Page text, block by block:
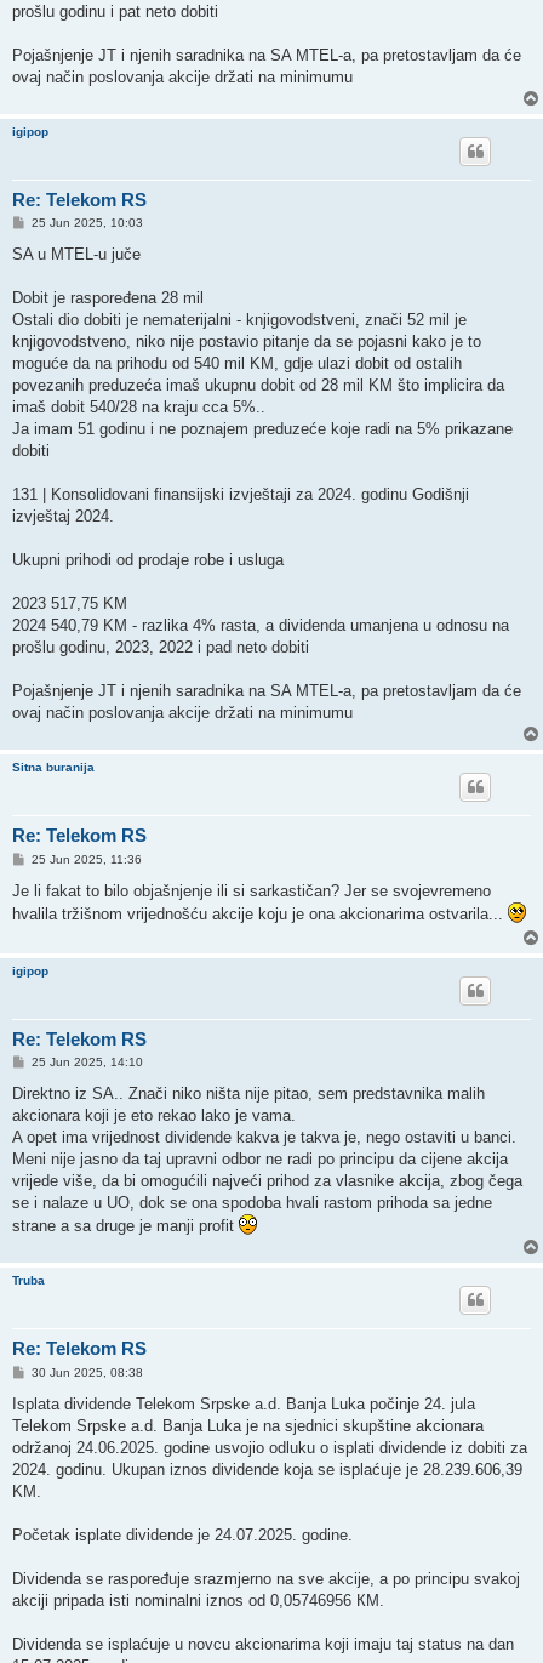
prošlu godinu i pat neto dobiti
Pojašnjenje JT i njenih saradnika na SA MTEL-a, pa pretostavljam da će
ovaj način poslovanja akcije držati na minimumu
igipop
Re: Telekom RS
P
s
25 Jun 2025, 10:03
SA u MTEL-u juče
Dobit je raspoređena 28 mil
Ostali dio dobiti je nematerijalni - knjigovodstveni, znači 52 mil je
knjigovodstveno, niko nije postavio pitanje da se pojasni kako je to
moguće da na prihodu od 540 mil KM, gdje ulazi dobit od ostalih
povezanih preduzeća imaš ukupnu dobit od 28 mil KM što implicira da
imaš dobit 540/28 na kraju cca 5%..
Ja imam 51 godinu i ne poznajem preduzeće koje radi na 5% prikazane
dobiti
131 | Konsolidovani finansijski izvještaji za 2024. godinu Godišnji
izvještaj 2024.
Ukupni prihodi od prodaje robe i usluga
2023 517,75 KM
2024 540,79 KM - razlika 4% rasta, a dividenda umanjena u odnosu na
prošlu godinu, 2023, 2022 i pad neto dobiti
Pojašnjenje JT i njenih saradnika na SA MTEL-a, pa pretostavljam da će
ovaj način poslovanja akcije držati na minimumu
Sitna buranija
Re: Telekom RS
P
s
25 Jun 2025, 11:36
Je li fakat to bilo objašnjenje ili si sarkastičan? Jer se svojevremeno
hvalila tržišnom vrijednošću akcije koju je ona akcionarima ostvarila...
igipop
Re: Telekom RS
P
s
25 Jun 2025, 14:10
Direktno iz SA.. Znači niko ništa nije pitao, sem predstavnika malih
akcionara koji je eto rekao lako je vama.
A opet ima vrijednost dividende kakva je takva je, nego ostaviti u banci.
Meni nije jasno da taj upravni odbor ne radi po principu da cijene akcija
vrijede više, da bi omogućili najveći prihod za vlasnike akcija, zbog čega
se i nalaze u UO, dok se ona spodoba hvali rastom prihoda sa jedne
strane a sa druge je manji profit
Truba
Re: Telekom RS
P
s
t
30 Jun 2025, 08:38
Isplata dividende Telekom Srpske a.d. Banja Luka počinje 24. jula
Telekom Srpske a.d. Banja Luka je na sjednici skupštine akcionara
održanoj 24.06.2025. godine usvojio odluku o isplati dividende iz dobiti za
2024. godinu. Ukupan iznos dividende koja se isplaćuje je 28.239.606,39
KM.
Početak isplate dividende je 24.07.2025. godine.
Dividenda se raspoređuje srazmjerno na sve akcije, a po principu svakoj
akciji pripada isti nominalni iznos od 0,05746956 КМ.
Dividenda se isplaćuje u novcu akcionarima koji imaju taj status na dan